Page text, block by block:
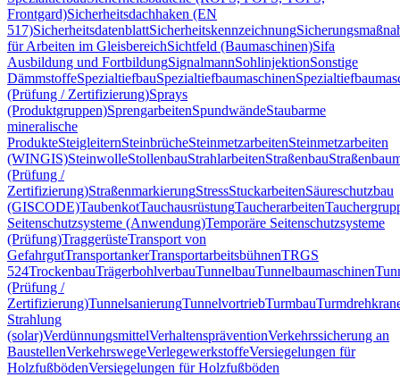
Frontgard)Sicherheitsdachhaken (EN
517)SicherheitsdatenblattSicherheitskennzeichnung
für Arbeiten im GleisbereichSichtfeld (Baumaschinen)Sifa
Ausbildung und FortbildungSignalmannSohlinjektionSonstige
DämmstoffeSpezialtiefbauSpezialtiefbaumaschinen
(Prüfung / Zertifizierung)Sprays
(Produktgruppen)SprengarbeitenSpundwändeStaubarme
mineralische
ProdukteSteigleiternSteinbrücheSteinmetzarbeitenSteinmetzarbeiten
(WINGIS)SteinwolleStollenbauStrahlarbeitenStraßenbau
(Prüfung /
Zertifizierung)StraßenmarkierungStressStuckarbeitenSäureschutzbau
(GISCODE)TaubenkotTauchausrüstungTaucherarbeiten
Seitenschutzsysteme (Anwendung)Temporäre Seitenschutzsysteme
(Prüfung)TraggerüsteTransport von
GefahrgutTransportankerTransportarbeitsbühnenTRGS
524TrockenbauTrägerbohlverbauTunnelbauTunnelbaumaschinen
(Prüfung /
Zertifizierung)TunnelsanierungTunnelvortriebTurmbau
Strahlung
(solar)VerdünnungsmittelVerhaltenspräventionVerkehrssicherung an
BaustellenVerkehrswegeVerlegewerkstoffeVersiegelungen für
HolzfußbödenVersiegelungen für Holzfußböden